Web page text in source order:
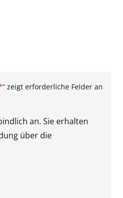
“ zeigt erforderliche Felder an
an. Sie erhalten
über die